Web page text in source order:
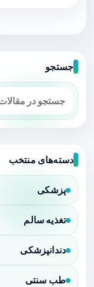
جستجو
دسته‌های منتخب
پزشکی
تغذیه سالم
دندانپزشکی
طب سنتی